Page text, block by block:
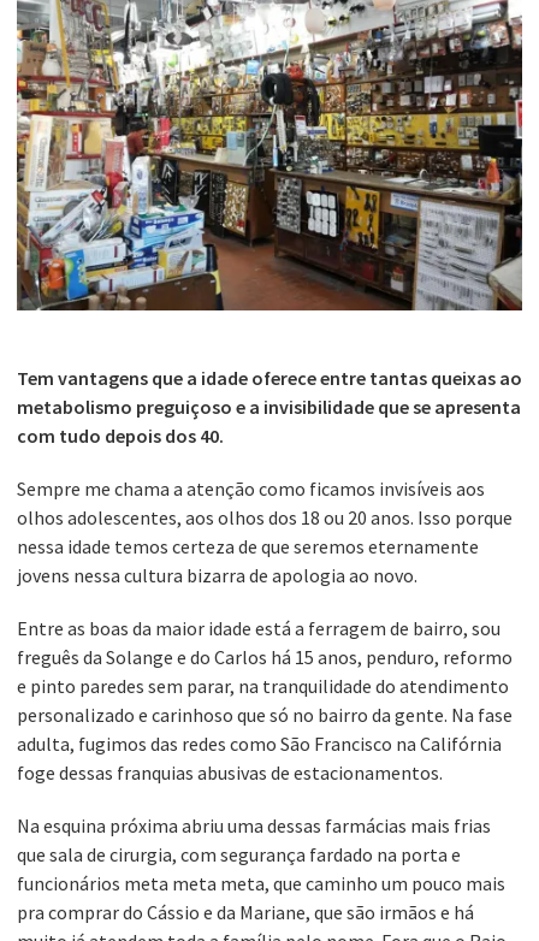
Tem vantagens que a idade oferece entre tantas queixas ao
metabolismo preguiçoso e a invisibilidade que se apresenta
com tudo depois dos 40.
Sempre me chama a atenção como ficamos invisíveis aos
olhos adolescentes, aos olhos dos 18 ou 20 anos. Isso porque
nessa idade temos certeza de que seremos eternamente
jovens nessa cultura bizarra de apologia ao novo.
Entre as boas da maior idade está a ferragem de bairro, sou
freguês da Solange e do Carlos há 15 anos, penduro, reformo
e pinto paredes sem parar, na tranquilidade do atendimento
personalizado e carinhoso que só no bairro da gente. Na fase
adulta, fugimos das redes como São Francisco na Califórnia
foge dessas franquias abusivas de estacionamentos.
Na esquina próxima abriu uma dessas farmácias mais frias
que sala de cirurgia, com segurança fardado na porta e
funcionários meta meta meta, que caminho um pouco mais
pra comprar do Cássio e da Mariane, que são irmãos e há